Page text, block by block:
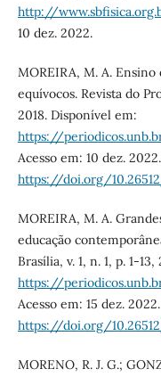
http://
10 dez. 2022.
MOREIRA, M. A.
equívocos. Revista do
2018. Disponível em:
https://
Acesso em: 10 dez.
https://doi.org/
MOREIRA, M. A.
educação
Brasília, v. 1, n. 1, p. 1-
https://
Acesso em: 15 dez.
https://doi.org/
MORENO, R. J. G.;